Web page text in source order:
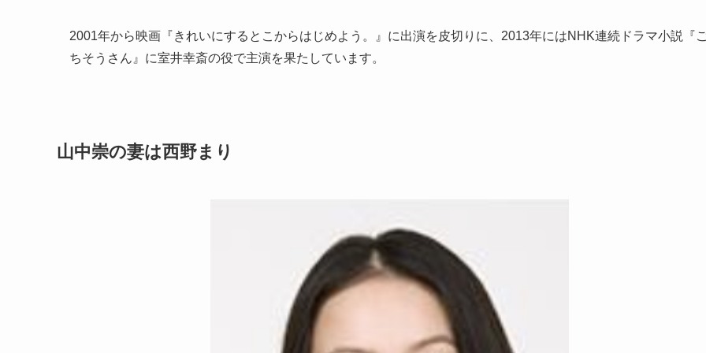
2001年から映画『きれいにするとこからはじめよう。』に出演を皮切りに、2013年にはNHK連続ドラマ小説『
ちそうさん』に室井幸斎の役で主演を果たしています。
山中崇の妻は西野まり